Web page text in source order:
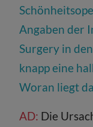
Angaben der
Surgery in
knapp eine
Woran liegt
AD: Die